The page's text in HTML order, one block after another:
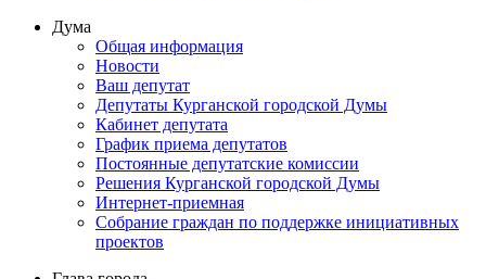
Дума
Общая информация
Новости
Ваш депутат
Депутаты Курганской городской Думы
Кабинет депутата
График приема депутатов
Постоянные депутатские комиссии
Решения Курганской городской Думы
Интернет-приемная
Собрание граждан по поддержке инициативных
проектов